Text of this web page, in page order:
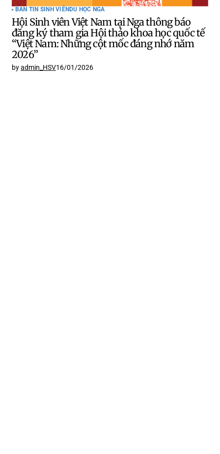
BẢN TIN SINH VIÊNDU HỌC NGA
Hội Sinh viên Việt Nam tại Nga thông báo
đăng ký tham gia Hội thảo khoa học quốc tế
“Việt Nam: Những cột mốc đáng nhớ năm
2026”
byadmin_HSV16/01/2026